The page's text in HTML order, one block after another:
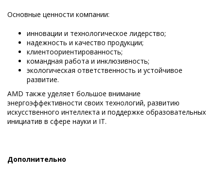
Основные ценности компании:
инновации и технологическое лидерство;
надежность и качество продукции;
клиентоориентированность;
командная работа и инклюзивность;
экологическая ответственность и устойчивое
развитие.
AMD также уделяет большое внимание
энергоэффективности своих технологий, развитию
искусственного интеллекта и поддержке образовательных
инициатив в сфере науки и IT.
Дополнительно